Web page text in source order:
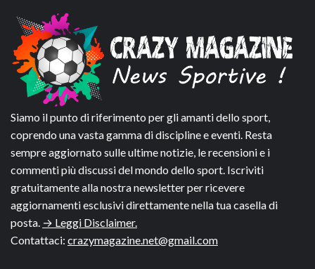
Siamo il punto di riferimento per gli amanti dello sport,
coprendo una vasta gamma di discipline e eventi. Resta
sempre aggiornato sulle ultime notizie, le recensioni e i
commenti più discussi del mondo dello sport. Iscriviti
gratuitamente alla nostra newsletter per ricevere
aggiornamenti esclusivi direttamente nella tua casella di
posta. → Leggi Disclaimer.
Contattaci: crazymagazine.net@gmail.com